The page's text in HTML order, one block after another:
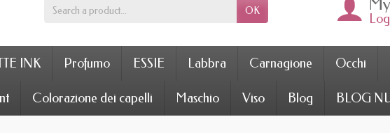
OK
INK Profumo ESSIE Labbra Carnagione Occhi
Colorazione dei capelli Maschio Viso Blog BLOG